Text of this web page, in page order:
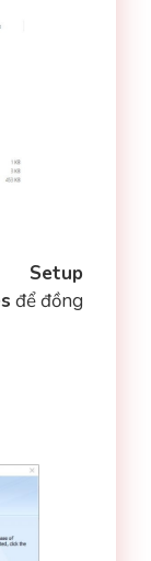
Setup
để đồng